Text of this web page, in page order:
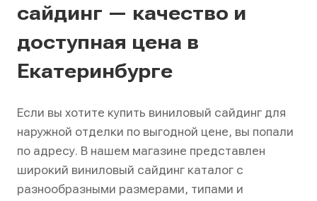
сайдинг — качество и
доступная цена в
Екатеринбурге
Если вы хотите купить виниловый сайдинг для
наружной отделки по выгодной цене, вы попали
по адресу. В нашем магазине представлен
широкий виниловый сайдинг каталог с
разнообразными размерами, типами и